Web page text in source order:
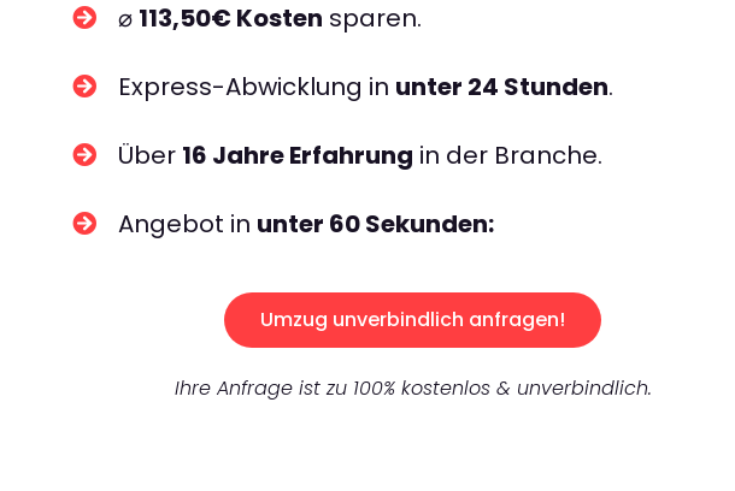
⌀ 113,50€ Kosten sparen.
Express-Abwicklung in unter 24 Stunden.
Über 16 Jahre Erfahrung in der Branche.
Angebot in unter 60 Sekunden:
Umzug unverbindlich anfragen!
Ihre Anfrage ist zu 100% kostenlos & unverbindlich.